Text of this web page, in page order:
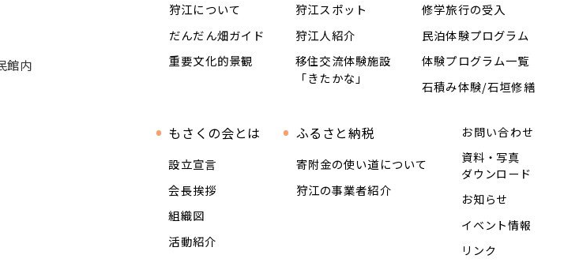
館内
狩江について
だんだん畑ガイド
重要文化的景観
狩江スポット
狩江人紹介
移住交流体験施設
「きたかな」
修学旅行の受入
民泊体験プログラム
体験プログラム一覧
石積み体験/石垣修繕
もさくの会とは
設立宣言
会長挨拶
組織図
活動紹介
ふるさと納税
寄附金の使い道について
狩江の事業者紹介
お問い合わせ
資料・写真
ダウンロード
お知らせ
イベント情報
リンク